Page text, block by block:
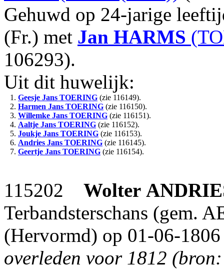
Gehuwd op 24-jarige
(Fr.) met Jan HARMS
106293).
Uit dit huwelijk:
1. Geesje Jans TOERING (zie 116149).
2. Harmen Jans TOERING (zie 116150).
3. Willemke Jans TOERING (zie 116151).
4. Aaltje Jans TOERING (zie 116152).
5. Joukje Jans TOERING (zie 116153).
6. Andries Jans TOERING (zie 116145).
7. Geertje Jans TOERING (zie 116154).
115202 Wolter
Terbandsterschans (gem.
(Hervormd) op 01-06-
overleden voor 1812